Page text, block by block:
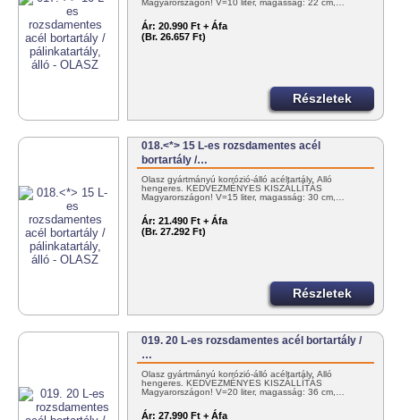
Magyarországon! V=10 liter, magasság: 22 cm,…
Ár: 20.990 Ft + Áfa
(Br. 26.657 Ft)
Részletek
018.<*> 15 L-es rozsdamentes acél
bortartály /…
Olasz gyártmányú korrózió-álló acéltartály. Álló
hengeres. KEDVEZMÉNYES KISZÁLLÍTÁS
Magyarországon! V=15 liter, magasság: 30 cm,…
Ár: 21.490 Ft + Áfa
(Br. 27.292 Ft)
Részletek
019. 20 L-es rozsdamentes acél bortartály /
…
Olasz gyártmányú korrózió-álló acéltartály. Álló
hengeres. KEDVEZMÉNYES KISZÁLLÍTÁS
Magyarországon! V=20 liter, magasság: 36 cm,…
Ár: 27.990 Ft + Áfa